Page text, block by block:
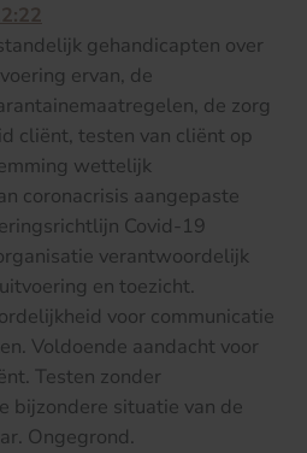
gehandicapten over
ervan, de
de zorg
cliënt, testen van cliënt op
wettelijk
coronacrisis aangepaste
Covid-19
verantwoordelijk
en toezicht.
voor communicatie
Voldoende aandacht voor
Testen zonder
bijzondere situatie van de
Ongegrond.